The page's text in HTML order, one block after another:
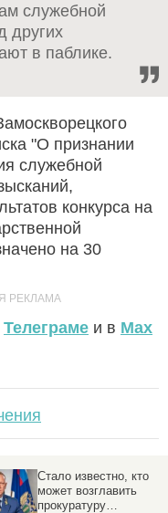
служебной
других
в паблике.
"О признании
служебной
конкурса на
на 30
Телеграме и в Max
Стало известно, кто
может возглавить
прокуратуру